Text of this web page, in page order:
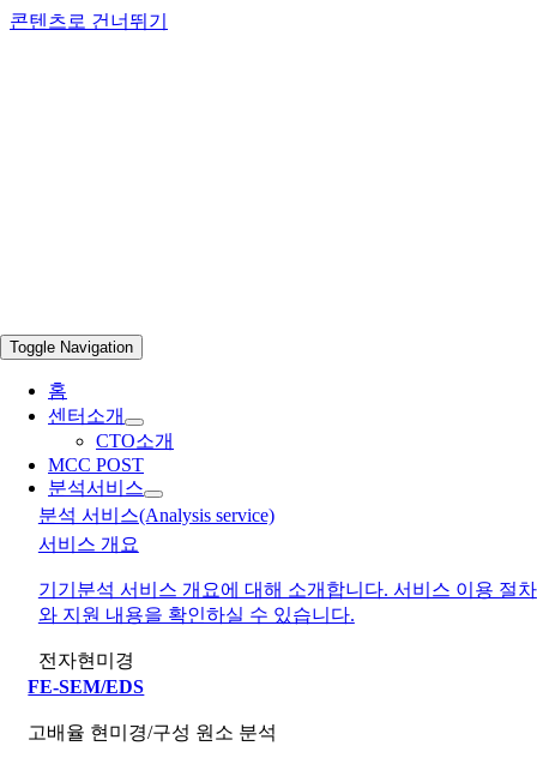
콘텐츠로 건너뛰기
Toggle Navigation
홈
센터소개
CTO소개
MCC POST
분석서비스
분석 서비스(Analysis service)
서비스 개요
기기분석 서비스 개요에 대해 소개합니다. 서비스 이용 절차
와 지원 내용을 확인하실 수 있습니다.
전자현미경
FE-SEM/EDS
고배율 현미경/구성 원소 분석